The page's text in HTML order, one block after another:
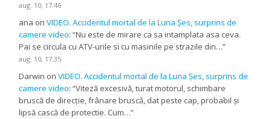
aug. 10, 17:46
ana onVIDEO. Accidentul mortal de la Luna Șes, surprins de
camere video: “Nu este de mirare ca sa intamplata asa ceva.
Pai se circula cu ATV-urile si cu masinile pe strazile din…”
aug. 10, 17:35
Darwin onVIDEO. Accidentul mortal de la Luna Șes, surprins de
camere video: “Viteză excesivă, turat motorul, schimbare
bruscă de direcție, frânare bruscă, dat peste cap, probabil și
lipsă cască de protectie. Cum…”